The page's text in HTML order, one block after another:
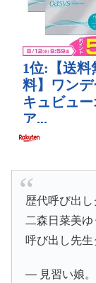
歴代呼び出
二森日菜美
呼び出し先生
— 見習い娘。